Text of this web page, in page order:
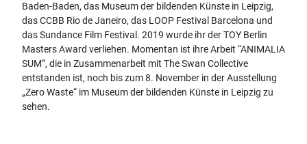
Baden-Baden, das Museum der bildenden Künste in Leipzig,
das CCBB Rio de Janeiro, das LOOP Festival Barcelona und
das Sundance Film Festival. 2019 wurde ihr der TOY Berlin
Masters Award verliehen. Momentan ist ihre Arbeit “ANIMALIA
SUM”, die in Zusammenarbeit mit The Swan Collective
entstanden ist, noch bis zum 8. November in der Ausstellung
„Zero Waste“ im Museum der bildenden Künste in Leipzig zu
sehen.